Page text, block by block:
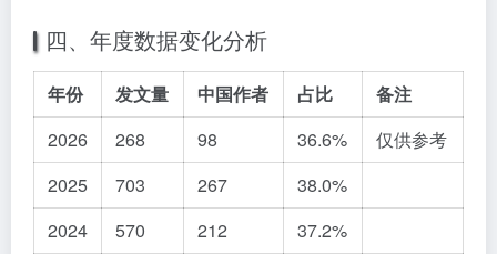
四、年度数据变化分析
年份 发文量 中国作者 占比
备注
2026
268 98 36.6%
仅供参考
2025
703 267
38.0%
2024
570 212
37.2%